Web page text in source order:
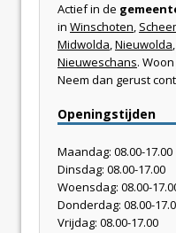
Actief in de
in Winschoten,
Midwolda,Nieuwolda,
Nieuweschans.
Neem dan gerust
Openingstijden
Maandag: 08.00-17.00
Dinsdag: 08.00-17.00
Woensdag: 08.00-
Donderdag: 08.00-
Vrijdag: 08.00-17.00